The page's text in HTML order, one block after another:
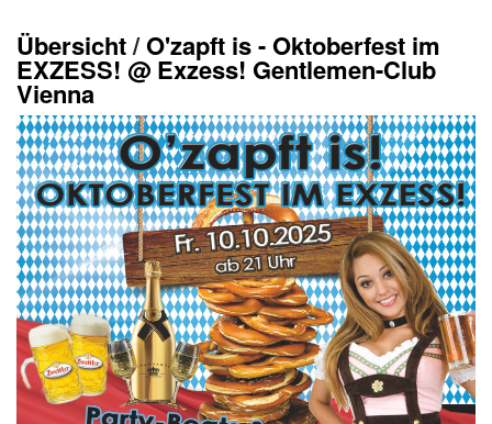
Übersicht/O'zapft is - Oktoberfest im
EXZESS! @ Exzess! Gentlemen-Club
Vienna